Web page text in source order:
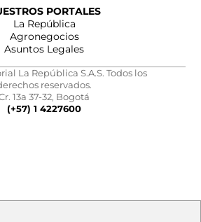
PORTALES
La República
Agronegocios
Asuntos Legales
La República S.A.S. Todos los
reservados.
13a 37-32, Bogotá
(+57) 1 4227600